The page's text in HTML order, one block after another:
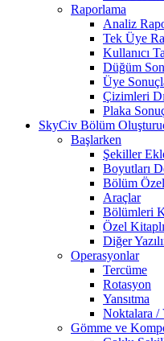
Raporlama
Analiz
Tek Üye
Kullanıcı
Düğüm
Üye
Çizimleri
Plaka
SkyCiv Bölüm
Başlarken
Şekiller
Boyutları
Bölüm
Araçlar
Bölümleri
Özel
Diğer
Operasyonlar
Tercüme
Rotasyon
Yansıtma
Noktalara /
Gömme ve